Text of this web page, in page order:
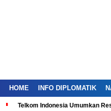
HOME INFO DIPLOMATIK
Telkom Indonesia Umumkan